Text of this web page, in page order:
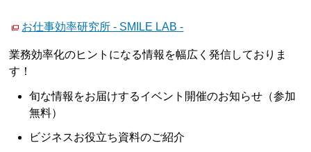
お仕事効率研究所 - SMILE LAB -
業務効率化のヒントになる情報を幅広く発信しておりま
す！
旬な情報をお届けするイベント開催のお知らせ（参加
無料）
ビジネスお役立ち資料のご紹介